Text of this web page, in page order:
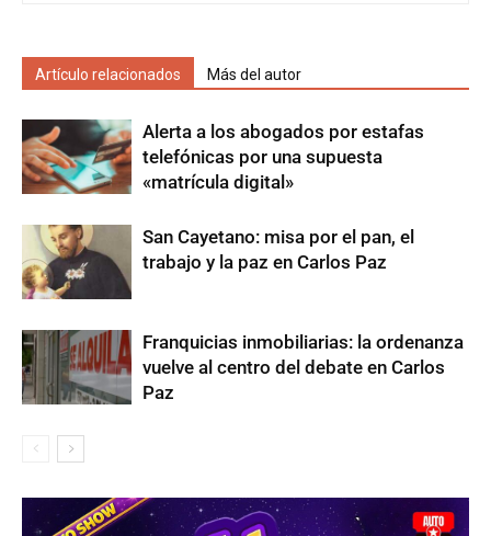
Artículo relacionados Más del autor
Alerta a los abogados por estafas
telefónicas por una supuesta
«matrícula digital»
San Cayetano: misa por el pan, el
trabajo y la paz en Carlos Paz
Franquicias inmobiliarias: la ordenanza
vuelve al centro del debate en Carlos
Paz